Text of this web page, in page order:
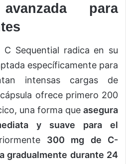
para
Sequential radica en su
específicamente para
intensas cargas de
ofrece primero 200
una forma que asegura
y suave para el
300 mg de C-
gradualmente durante 24